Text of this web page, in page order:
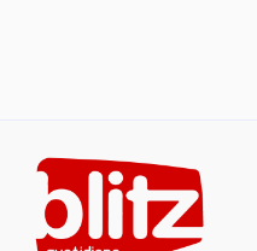
content